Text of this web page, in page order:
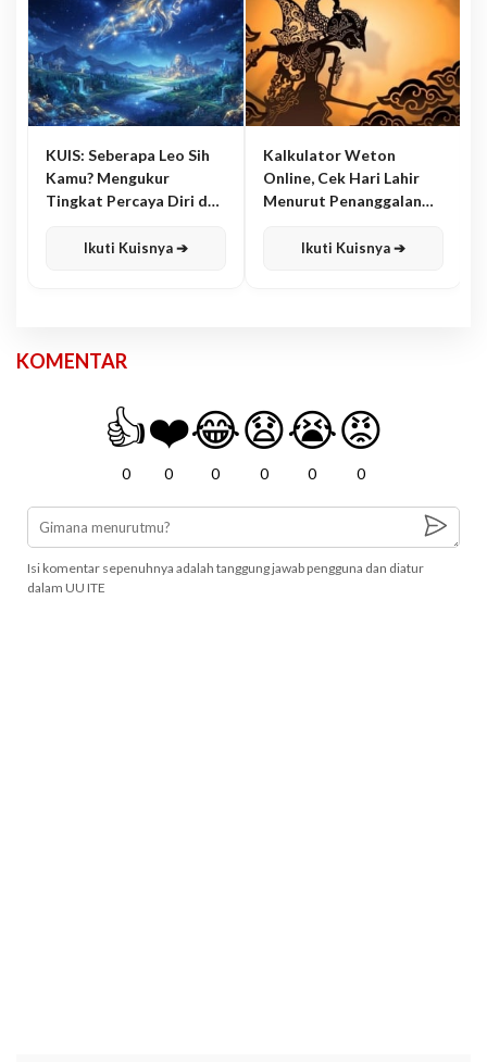
KUIS: Seberapa Leo Sih
Kamu? Mengukur
Tingkat Percaya Diri dan
Ikuti Kuisnya ➔
Kalkulator Weton
Online, Cek Hari Lahir
Menurut Penanggalan
Ikuti Kuisnya ➔
KOMENTAR
👍
0
❤️
0
😂
0
😧
0
😭
0
😡
0
Isi komentar sepenuhnya adalah tanggung jawab pengguna dan diatur
dalam UU ITE